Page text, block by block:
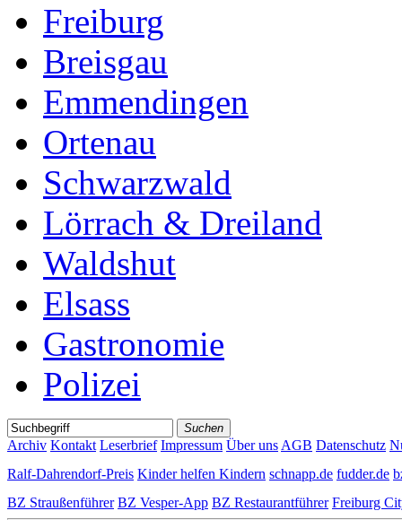
Freiburg
Breisgau
Emmendingen
Ortenau
Schwarzwald
Lörrach & Dreiland
Waldshut
Elsass
Gastronomie
Polizei
Suchen
Archiv Kontakt Leserbrief Impressum Über uns AGB Datenschutz
Ralf-Dahrendorf-Preis Kinder helfen Kindern schnapp.de fudder.de
BZ Straußenführer BZ Vesper-App BZ Restaurantführer Freiburg